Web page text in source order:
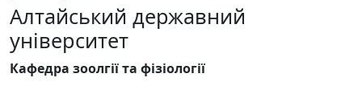
Алтайський державний
університет
Кафедра зоолгії та фізіології